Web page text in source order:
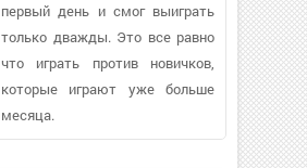
первый день и смог выиграть
только дважды. Это все равно
что играть против новичков,
которые играют уже больше
месяца.